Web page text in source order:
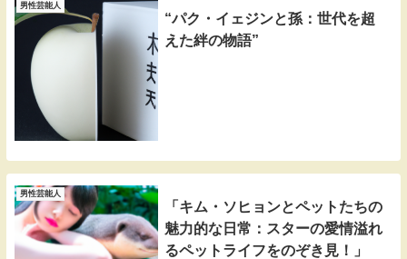
男性芸能人
“パク・イェジンと孫：世代を超
えた絆の物語”
男性芸能人
「キム・ソヒョンとペットたちの
魅力的な日常：スターの愛情溢れ
るペットライフをのぞき見！」